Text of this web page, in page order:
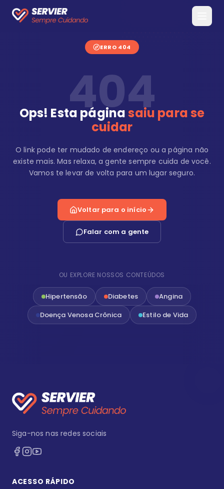
ERRO 404
404
Ops! Esta páginasaiu para se
cuidar
O link pode ter mudado de endereço ou a página não
existe mais. Mas relaxa, a gente sempre cuida de você.
Vamos te levar de volta para um lugar seguro.
Voltar para o início
Falar com a gente
OU EXPLORE NOSSOS CONTEÚDOS
Hipertensão Diabetes
Angina
Doença Venosa Crônica
Estilo de Vida
Siga-nos nas redes sociais
ACESSO RÁPIDO